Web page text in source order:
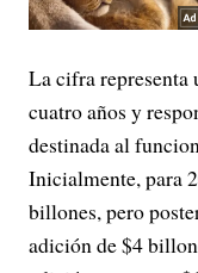
La cifra representa
cuatro años y
destinada al
Inicialmente, para
billones, pero
adición de $4